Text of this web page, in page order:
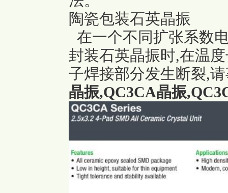
陶瓷包装石英晶振
在一个不同扩张系数
封装石英晶振时,在温
子焊接部分发生断裂,
晶振,QC3CA晶振